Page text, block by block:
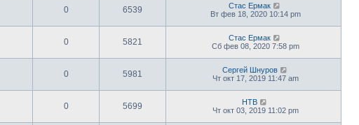
0 6539
Стас Ермак
Вт фев 18, 2020 10:14 pm
0 5821
Стас Ермак
Сб фев 08, 2020 7:58 pm
0 5981
Сергей Шнуров
Чт окт 17, 2019 11:47 am
0 5699
НТВ
Чт окт 03, 2019 11:02 pm